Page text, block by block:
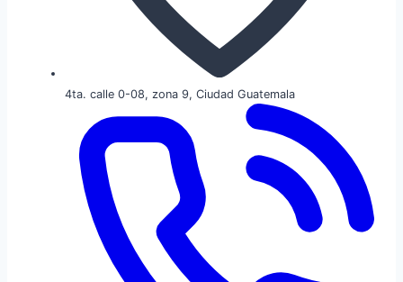
4ta. calle 0-08, zona 9, Ciudad Guatemala